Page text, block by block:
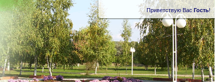
Приветствую Вас Гость!